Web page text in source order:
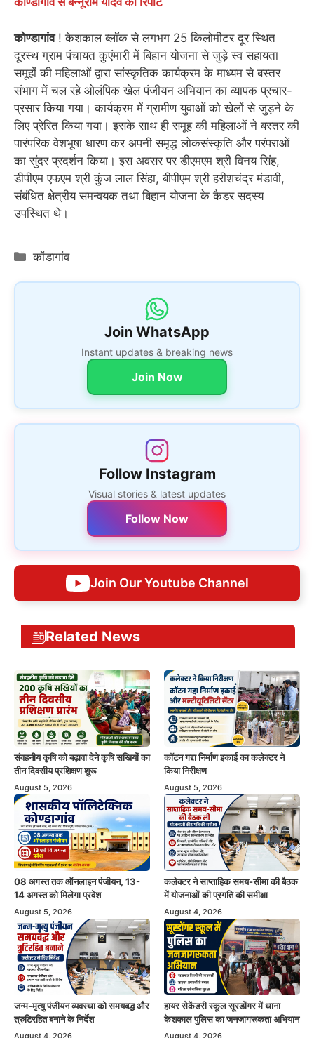
कोण्डागांव! केशकाल ब्लॉक से लगभग 25 किलोमीटर दूर स्थित
दूरस्थ ग्राम पंचायत कुएंमारी में बिहान योजना से जुड़े स्व सहायता
समूहों की महिलाओं द्वारा सांस्कृतिक कार्यक्रम के माध्यम से बस्तर
संभाग में चल रहे ओलंपिक खेल पंजीयन अभियान का व्यापक प्रचार-
प्रसार किया गया। कार्यक्रम में ग्रामीण युवाओं को खेलों से जुड़ने के
लिए प्रेरित किया गया। इसके साथ ही समूह की महिलाओं ने बस्तर की
पारंपरिक वेशभूषा धारण कर अपनी समृद्ध लोकसंस्कृति और परंपराओं
का सुंदर प्रदर्शन किया। इस अवसर पर डीएमएम श्री विनय सिंह,
डीपीएम एफएम श्री कुंज लाल सिंहा, बीपीएम श्री हरीशचंद्र मंडावी,
संबंधित क्षेत्रीय समन्वयक तथा बिहान योजना के कैडर सदस्य
उपस्थित थे।
Categories
कोंडागांव
Join WhatsApp
Instant updates & breaking news
Join Now
Follow Instagram
Visual stories & latest updates
Follow Now
Join Our Youtube Channel
Related News
संवहनीय कृषि को बढ़ावा देने कृषि सखियों का
तीन दिवसीय प्रशिक्षण शुरू
August 5, 2026
कॉटन गद्दा निर्माण इकाई का कलेक्टर ने
किया निरीक्षण
August 5, 2026
08 अगस्त तक ऑनलाइन पंजीयन, 13-
14 अगस्त को मिलेगा प्रवेश
August 5, 2026
कलेक्टर ने साप्ताहिक समय-सीमा की बैठक
में योजनाओं की प्रगति की समीक्षा
August 4, 2026
जन्म-मृत्यु पंजीयन व्यवस्था को समयबद्ध और
त्रुटिरहित बनाने के निर्देश
August 4, 2026
हायर सेकेंडरी स्कूल सूरडोंगर में थाना
केशकाल पुलिस का जनजागरूकता अभियान
August 4, 2026